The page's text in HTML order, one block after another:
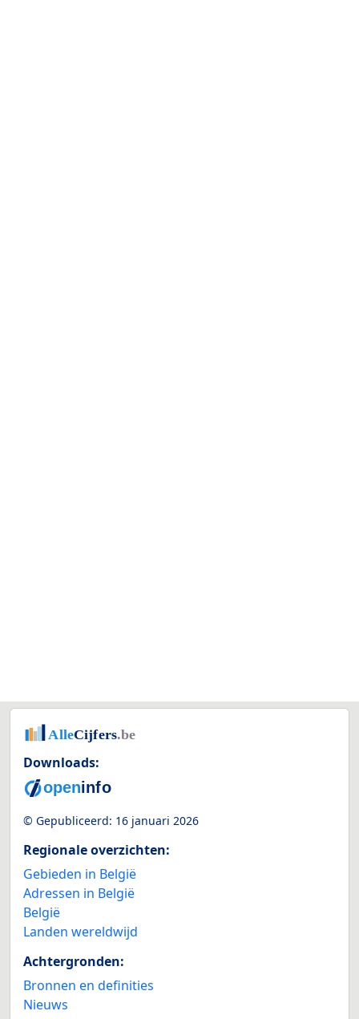
Downloads:
© Gepubliceerd: 16 januari 2026
Regionale overzichten:
Gebieden in België
Adressen in België
België
Landen wereldwijd
Achtergronden:
Bronnen en definities
Nieuws